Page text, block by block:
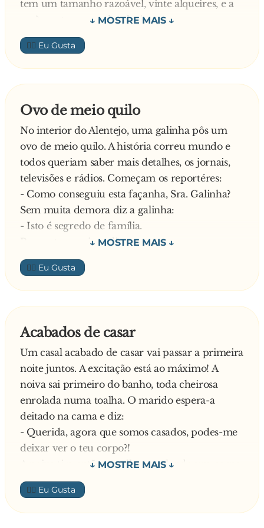
tem um tamanho razoável, vinte alqueires, e a
sua? – retruca o nobre lusitano.
- Olha, só para imaginares, eu saio de casa de
manhã, ligo o meu jeep e ao meio dia ainda não
percorri metade da minha propriedade. –
responde o Americano orgulhoso.
- Pois é… já tive um carro desses, não presta pra
nada!
👍🏼
Ovo de meio quilo
No interior do Alentejo, uma galinha pôs um
ovo de meio quilo. A história correu mundo e
todos queriam saber mais detalhes, os jornais,
televisões e rádios. Começam os reportéres:
- Como conseguiu esta façanha, Sra. Galinha?
Sem muita demora diz a galinha:
- Isto é segredo de família.
Perguntam os jornalistas
- E os seus planos para o futuro?
- Pôr um ovo de um quilo! - Responde
orgulhosa a galinha.
Depois da galinha, vão todos ter com o galo
- Como conseguiu tal façanha, Sr. Galo?
- Isto é segredo de família! – Responde o galo.
Continuam os jornalistas:
- E os planos para o futuro?
Furioso responde o galo:
- Encher o avestruz de porrada!
👍🏼
Acabados de casar
Um casal acabado de casar vai passar a primeira
noite juntos. A excitação está ao máximo! A
noiva sai primeiro do banho, toda cheirosa
enrolada numa toalha. O marido espera-a
deitado na cama e diz:
- Querida, agora que somos casados, podes-me
deixar ver o teu corpo?!
A noiva tira então a toalha, revelando um corpo
de deusa.
- Amor, és tão linda… Deixa-me tirar uma foto!
– Arrisca o homem.
👍🏼